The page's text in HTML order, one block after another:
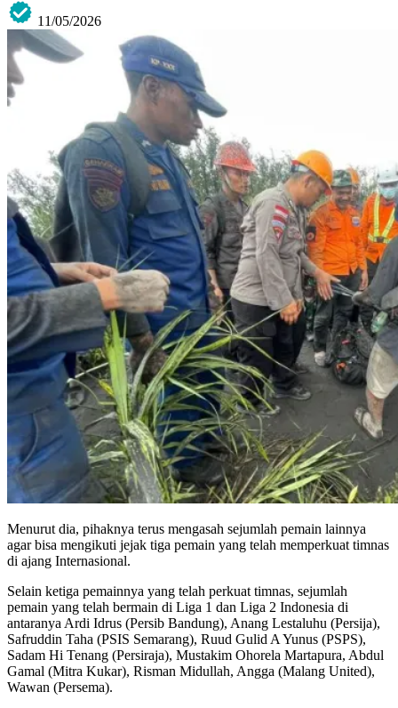
11/05/2026
Menurut dia, pihaknya terus mengasah sejumlah pemain lainnya
agar bisa mengikuti jejak tiga pemain yang telah memperkuat timnas
di ajang Internasional.
Selain ketiga pemainnya yang telah perkuat timnas, sejumlah
pemain yang telah bermain di Liga 1 dan Liga 2 Indonesia di
antaranya Ardi Idrus (Persib Bandung), Anang Lestaluhu (Persija),
Safruddin Taha (PSIS Semarang), Ruud Gulid A Yunus (PSPS),
Sadam Hi Tenang (Persiraja), Mustakim Ohorela Martapura, Abdul
Gamal (Mitra Kukar), Risman Midullah, Angga (Malang United),
Wawan (Persema).